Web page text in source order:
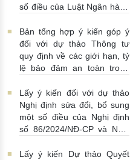
số điều của Luật Ngân hàng
Phòng, chống rửa tiền và
Luật Các tổ chức tín dụng
08/07/2026 | 11:21:00
Bản tổng hợp ý kiến góp ý
đối với dự thảo Thông tư
quy định về các giới hạn, tỷ
lệ bảo đảm an toàn trong
thương mại, chi nhánh ngân
hàng nước ngoài
25/06/2026 | 16:00:00
Lấy ý kiến đối với dự thảo
Nghị định sửa đổi, bổ sung
một số điều của Nghị định
số 86/2024/NĐ-CP và Nghị
22/06/2026 | 09:13:00
Lấy ý kiến Dự thảo Quyết